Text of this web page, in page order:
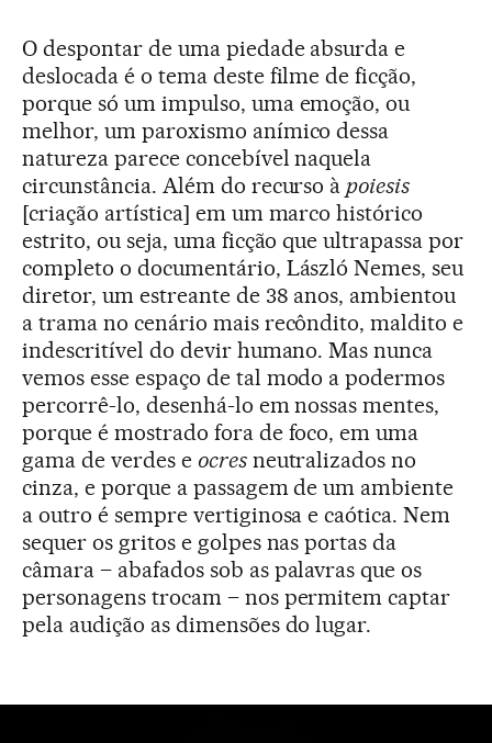
O despontar de uma piedade absurda e
deslocada é o tema deste filme de ficção,
porque só um impulso, uma emoção, ou
melhor, um paroxismo anímico dessa
natureza parece concebível naquela
circunstância. Além do recurso à poiesis
[criação artística] em um marco histórico
estrito, ou seja, uma ficção que ultrapassa por
completo o documentário, László Nemes, seu
diretor, um estreante de 38 anos, ambientou
a trama no cenário mais recôndito, maldito e
indescritível do devir humano. Mas nunca
vemos esse espaço de tal modo a podermos
percorrê-lo, desenhá-lo em nossas mentes,
porque é mostrado fora de foco, em uma
gama de verdes e ocresneutralizados no
cinza, e porque a passagem de um ambiente
a outro é sempre vertiginosa e caótica. Nem
sequer os gritos e golpes nas portas da
câmara – abafados sob as palavras que os
personagens trocam – nos permitem captar
pela audição as dimensões do lugar.